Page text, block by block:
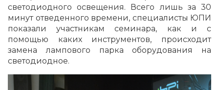
светодиодного освещения. Всего лишь за 30
минут отведенного времени, специалисты ЮПИ
показали участникам семинара, как и с
помощью каких инструментов, происходит
замена лампового парка оборудования на
светодиодное.